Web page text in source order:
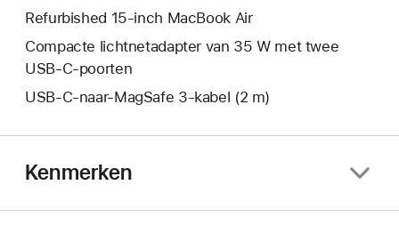
Refurbished 15‑inch MacBook Air
Compacte lichtnetadapter van 35 W met twee
USB‑C-poorten
USB‑C-naar-MagSafe 3-kabel (2 m)
Kenmerken